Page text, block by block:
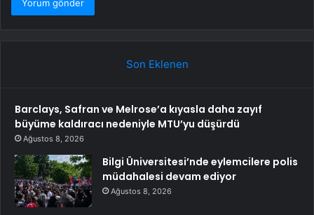
Son Eklenen
Barclays, Safran ve Melrose’a kıyasla daha zayıf
büyüme kaldıracı nedeniyle MTU’yu düşürdü
Ağustos 8, 2026
Bilgi Üniversitesi’nde eylemcilere polis
müdahalesi devam ediyor
Ağustos 8, 2026